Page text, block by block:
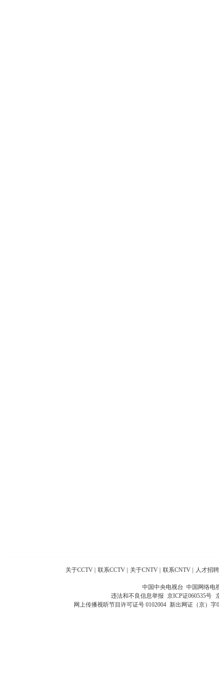
关于CCTV 联系CCTV 关于CNTV 联系CNTV 人才招聘
中国中央电视台 中国网络电
违法和不良信息举报 京ICP证060535号
网上传播视听节目许可证号 0102004 新出网证（京）